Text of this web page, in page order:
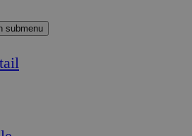
submenu